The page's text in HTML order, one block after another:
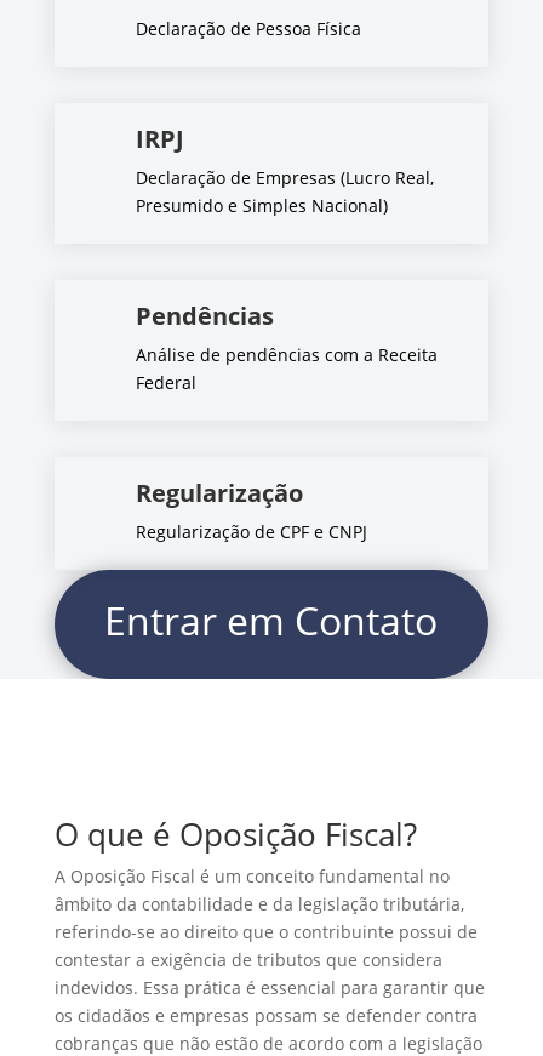
Declaração de Pessoa Física
IRPJ
Declaração de Empresas (Lucro Real,
Presumido e Simples Nacional)
Pendências
Análise de pendências com a Receita
Federal
Regularização
Regularização de CPF e CNPJ
Entrar em Contato
O que é Oposição Fiscal?
A Oposição Fiscal é um conceito fundamental no
âmbito da contabilidade e da legislação tributária,
referindo-se ao direito que o contribuinte possui de
contestar a exigência de tributos que considera
indevidos. Essa prática é essencial para garantir que
os cidadãos e empresas possam se defender contra
cobranças que não estão de acordo com a legislação